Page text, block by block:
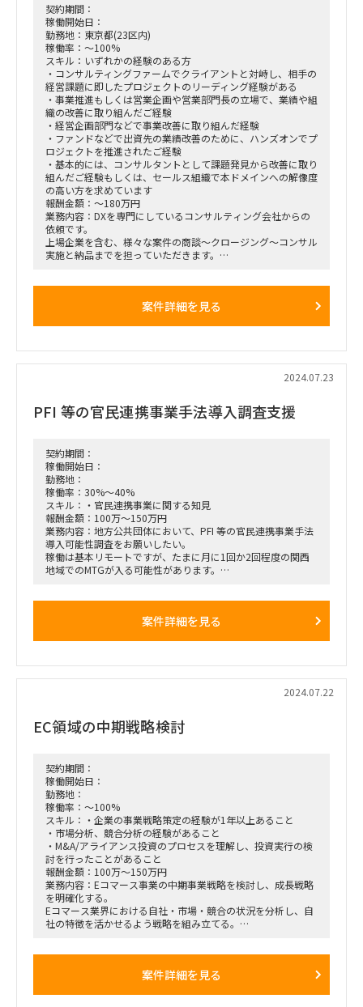
契約期間：
稼働開始日：
勤務地：東京都(23区内)
稼働率：～100%
スキル：いずれかの経験のある方
・コンサルティングファームでクライアントと対峙し、相手の
経営課題に即したプロジェクトのリーディング経験がある
・事業推進もしくは営業企画や営業部門長の立場で、業績や組
織の改善に取り組んだご経験
・経営企画部門などで事業改善に取り組んだ経験
・ファンドなどで出資先の業績改善のために、ハンズオンでプ
ロジェクトを推進されたご経験
・基本的には、コンサルタントとして課題発見から改善に取り
組んだご経験もしくは、セールス組織で本ドメインへの解像度
の高い方を求めています
報酬金額：～180万円
業務内容：DXを専門にしているコンサルティング会社からの
依頼です。
上場企業を含む、様々な案件の商談～クロージング～コンサル
実施と納品までを担っていただきます。
基本的にはプロジェクトリーダーとして、課題の発掘や施策定
すではなく、プロジェクトの納品品質担保の責任者として動い
件定義
・新規顧客獲得に向けた提案（リード獲得はマーケティングチ
・プロジェクトマネジメント
・事業推進関連のプロジェクト（ナレッジ化など）
・PJ全体に対する品質管理
【勤務場所】
・渋谷道勤務
・基本出社、一部リモート可能
案件詳細を見る
2024.07.23
PFI 等の官民連携事業手法導入調査支援
契約期間：
稼働開始日：
勤務地：
稼働率：30%～40%
スキル：・官民連携事業に関する知見
報酬金額：100万～150万円
業務内容：地方公共団体において、PFI 等の官民連携事業手法
導入可能性調査をお願いしたい。
稼働は基本リモートですが、たまに月に1回か2回程度の関西
地域でのMTGが入る可能性があります。
施設整備と公共サービスの提供をゆだねる手法。
案件詳細を見る
2024.07.22
EC領域の中期戦略検討
契約期間：
稼働開始日：
勤務地：
稼働率：～100%
スキル：・企業の事業戦略策定の経験が1年以上あること
・市場分析、競合分析の経験があること
・M&A/アライアンス投資のプロセスを理解し、投資実行の検
討を行ったことがあること
報酬金額：100万～150万円
業務内容：Eコマース事業の中期事業戦略を検討し、成長戦略
を明確化する。
Eコマース業界における自社・市場・競合の状況を分析し、自
社の特徴を活かせるよう戦略を組み立てる。
案件詳細を見る